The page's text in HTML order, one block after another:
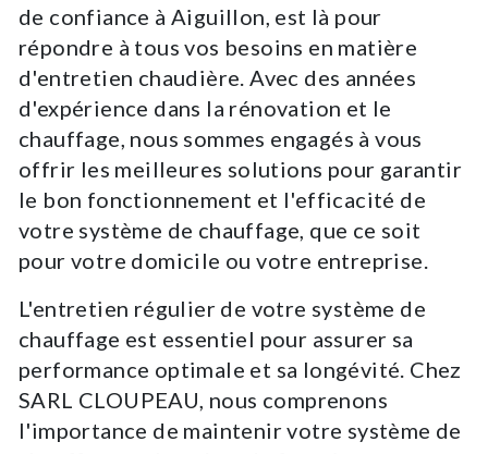
de confiance à Aiguillon, est là pour
répondre à tous vos besoins en matière
d'entretien chaudière. Avec des années
d'expérience dans la rénovation et le
chauffage, nous sommes engagés à vous
offrir les meilleures solutions pour garantir
le bon fonctionnement et l'efficacité de
votre système de chauffage, que ce soit
pour votre domicile ou votre entreprise.
L'entretien régulier de votre système de
chauffage est essentiel pour assurer sa
performance optimale et sa longévité. Chez
SARL CLOUPEAU, nous comprenons
l'importance de maintenir votre système de